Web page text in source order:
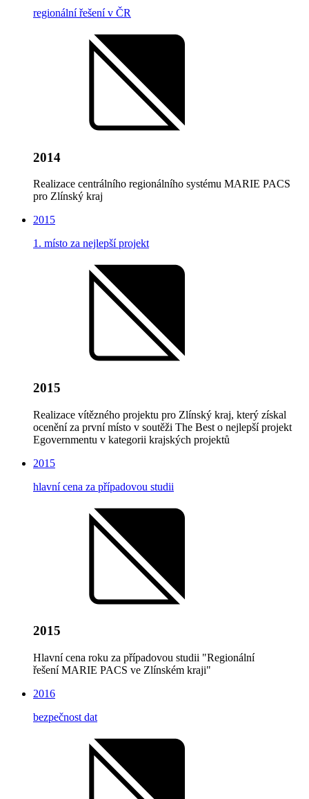
regionální řešení v ČR
2014
Realizace centrálního regionálního systému MARIE PACS
pro Zlínský kraj
2015
1. místo za nejlepší projekt
2015
Realizace vítězného projektu pro Zlínský kraj, který získal
ocenění za první místo v soutěži The Best o nejlepší projekt
Egovernmentu v kategorii krajských projektů
2015
hlavní cena za případovou studii
2015
Hlavní cena roku za případovou studii "Regionální
řešení MARIE PACS ve Zlínském kraji"
2016
bezpečnost dat